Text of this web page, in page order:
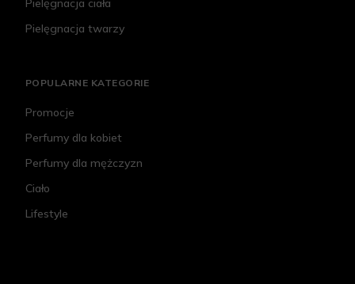
Pielęgnacja ciała
Pielęgnacja twarzy
POPULARNE KATEGORIE
Promocje
Perfumy dla kobiet
Perfumy dla mężczyzn
Ciało
Lifestyle